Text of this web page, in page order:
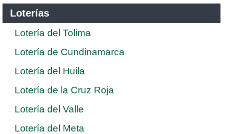
Loterías
Lotería del Tolima
Lotería de Cundinamarca
Lotería del Huila
Lotería de la Cruz Roja
Lotería del Valle
Lotería del Meta